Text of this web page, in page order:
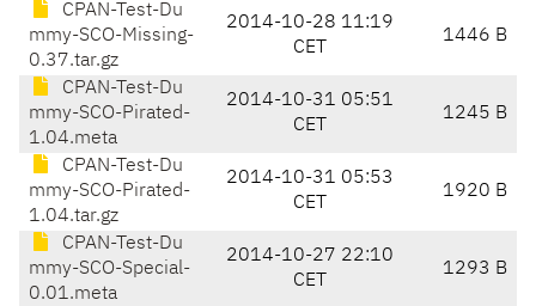
CPAN-Test-Du
mmy-SCO-Missing-
0.37.tar.gz
2014-10-28 11:19
CET
1446 B
CPAN-Test-Du
mmy-SCO-Pirated-
1.04.meta
2014-10-31 05:51
CET
1245 B
CPAN-Test-Du
mmy-SCO-Pirated-
1.04.tar.gz
2014-10-31 05:53
CET
1920 B
CPAN-Test-Du
mmy-SCO-Special-
0.01.meta
2014-10-27 22:10
CET
1293 B